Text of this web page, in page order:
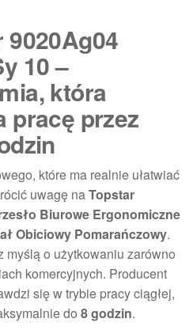
9020Ag04
10 –
która
pracę przez
które ma realnie ułatwiać
uwagę naTopstar
Biurowe Ergonomiczne
Obiciowy Pomarańczowy.
myślą o użytkowaniu zarówno
komercyjnych. Producent
się w trybie pracy ciągłej,
do 8 godzin.